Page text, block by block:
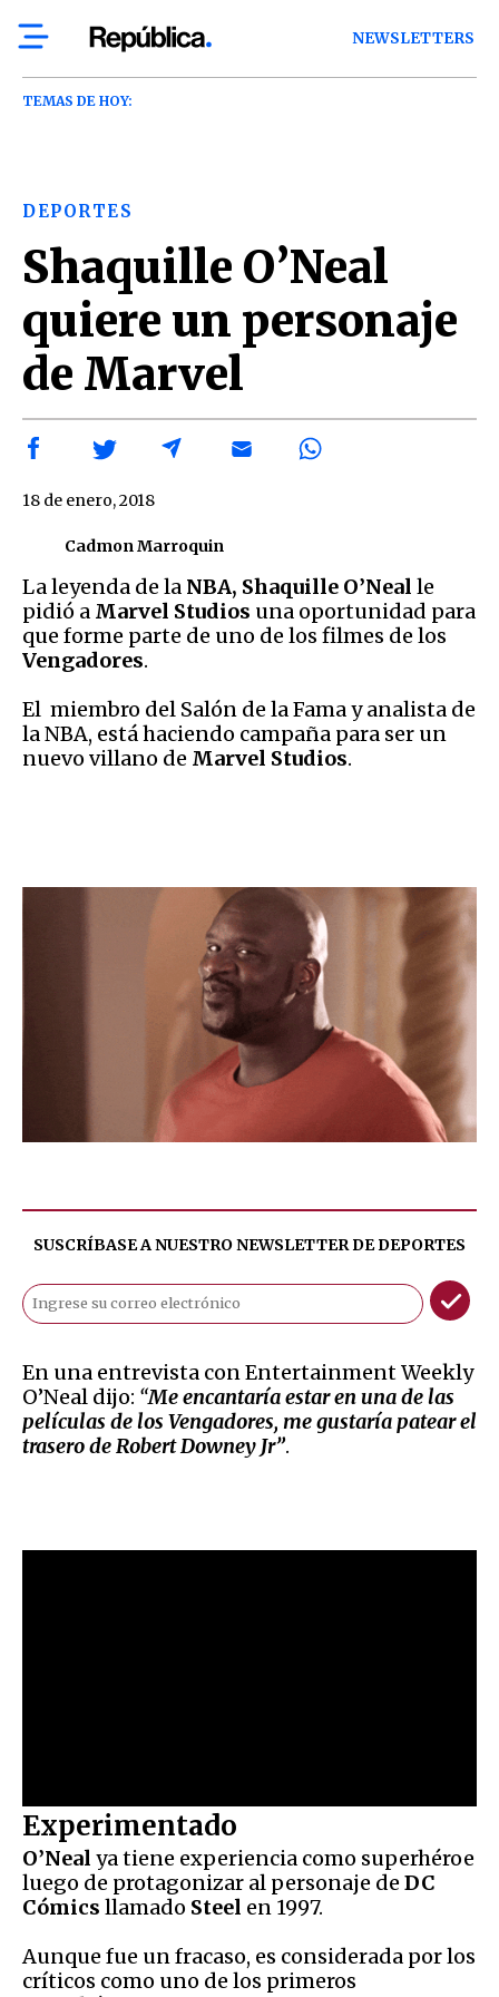
NEWSLETTERS
TEMAS DE HOY:
DEPORTES
Shaquille O’Neal
quiere un personaje
de Marvel
Cadmon Marroquin
18 de enero, 2018
La leyenda de la NBA, Shaquille O’Neal le
pidió a Marvel Studios una oportunidad para
que forme parte de uno de los filmes de los
Vengadores.
El miembro del Salón de la Fama y analista de
la NBA, está haciendo campaña para ser un
nuevo villano de Marvel Studios.
SUSCRÍBASE A NUESTRO NEWSLETTER DEDEPORTES
En una entrevista con Entertainment Weekly
O’Neal dijo: “Me encantaría estar en una de las
películas de los Vengadores, me gustaría patear el
trasero de Robert Downey Jr”.
Experimentado
O’Neal ya tiene experiencia como superhéroe
luego de protagonizar al personaje de DC
Cómics llamado Steel en 1997.
Aunque fue un fracaso, es considerada por los
críticos como uno de los primeros